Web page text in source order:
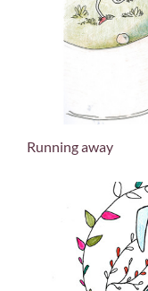
Running away